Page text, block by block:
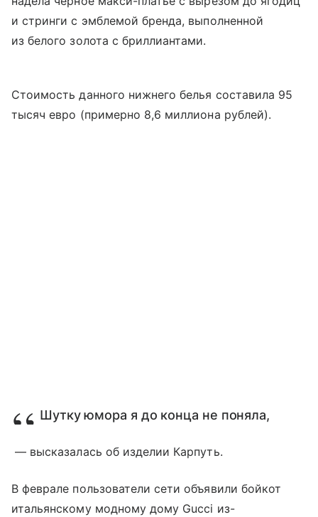
и стринги с эмблемой бренда, выполненной
из белого золота с бриллиантами.
Стоимость данного нижнего белья составила 95
тысяч евро (примерно 8,6 миллиона рублей).
Шутку юмора я до конца не поняла,
— высказалась об изделии Карпуть.
В феврале пользователи сети объявили бойкот
итальянскому модному дому Gucci из-